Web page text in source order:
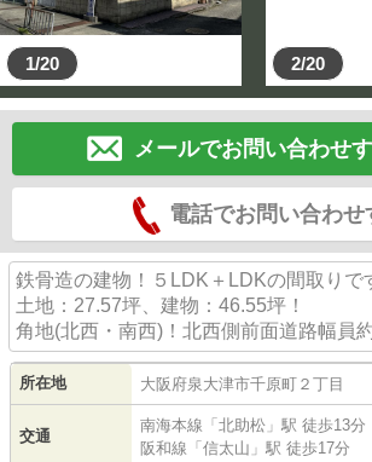
1/20 2/20
メールでお問い合わせ
電話でお問い合わせ
鉄骨造の建物！５LDK＋LDKの間取りで
土地：27.57坪、建物：46.55坪！
角地(北西・南西)！北西側前面道路幅員
所在地 大阪府泉大津市千原町 ２丁目
交通
南海本線 「 北助松 」駅 徒歩13分
阪和線 「 信太山 」駅 徒歩17分